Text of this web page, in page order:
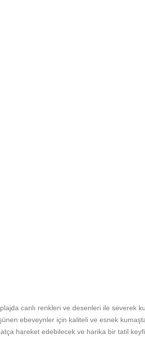
canlı renkleri ve desenleri ile severek
ebeveynler için kaliteli ve esnek
hareket edebilecek ve harika bir tatil keyfi